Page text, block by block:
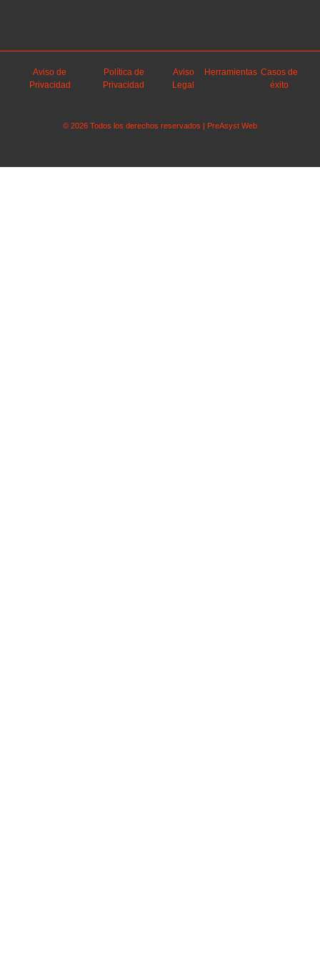
Aviso de
Privacidad
Política de
Privacidad
Aviso
Legal
Herramientas Casos de
éxito
© 2026 Todos los derechos reservados | PreAsyst Web